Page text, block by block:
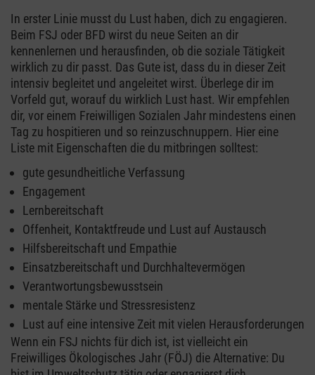
In erster Linie musst du Lust haben, dich zu engagieren.
Beim FSJ oder BFD wirst du neue Seiten an dir
kennenlernen und herausfinden, ob die soziale Tätigkeit
wirklich zu dir passt. Das Gute ist, dass du in dieser Zeit
intensiv begleitet und angeleitet wirst. Überlege dir im
Vorfeld gut, worauf du wirklich Lust hast. Wir empfehlen
dir, vor einem Freiwilligen Sozialen Jahr mindestens einen
Tag zu hospitieren und so reinzuschnuppern. Hier eine
Liste mit Eigenschaften die du mitbringen solltest:
gute gesundheitliche Verfassung
Engagement
Lernbereitschaft
Offenheit, Kontaktfreude und Lust auf Austausch
Hilfsbereitschaft und Empathie
Einsatzbereitschaft und Durchhaltevermögen
Verantwortungsbewusstsein
mentale Stärke und Stressresistenz
Lust auf eine intensive Zeit mit vielen Herausforderungen
Wenn ein FSJ nichts für dich ist, ist vielleicht ein
Freiwilliges Ökologisches Jahr (FÖJ) die Alternative: Du